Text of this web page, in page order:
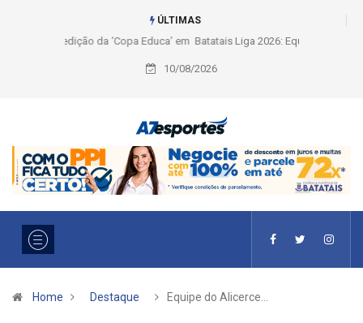
ÚLTIMAS
Liga 2026: Equipes rompem com a LABE na Série Ouro e entidade define
a 2° fase, times e formato
10/08/2026
Home Destaque Equipe do Alicerce…